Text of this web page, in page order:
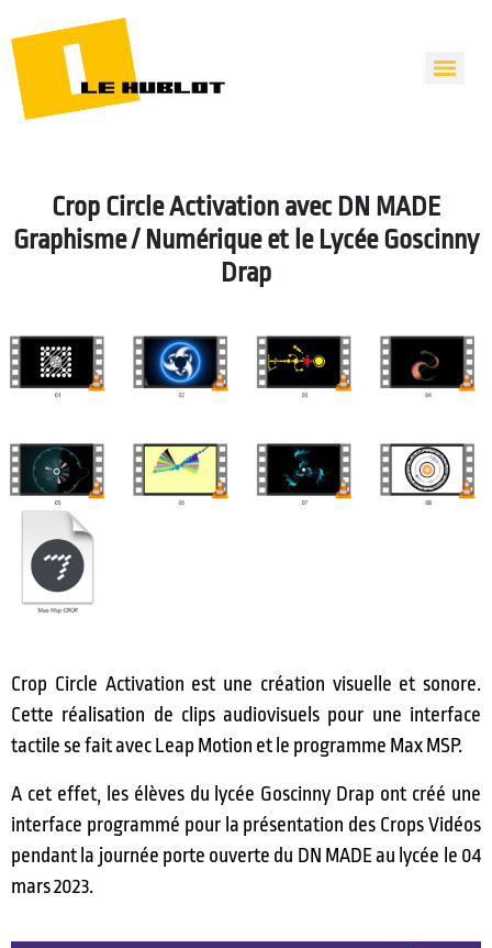
Crop Circle Activation avec DN MADE
Graphisme / Numérique et le Lycée Goscinny
Drap
Crop Circle Activation est une création visuelle et sonore.
Cette réalisation de clips audiovisuels pour une interface
tactile se fait avec Leap Motion et le programme Max MSP.
A cet effet, les élèves du lycée Goscinny Drap ont créé une
interface programmé pour la présentation des Crops Vidéos
pendant la journée porte ouverte du DN MADE au lycée le 04
mars 2023.